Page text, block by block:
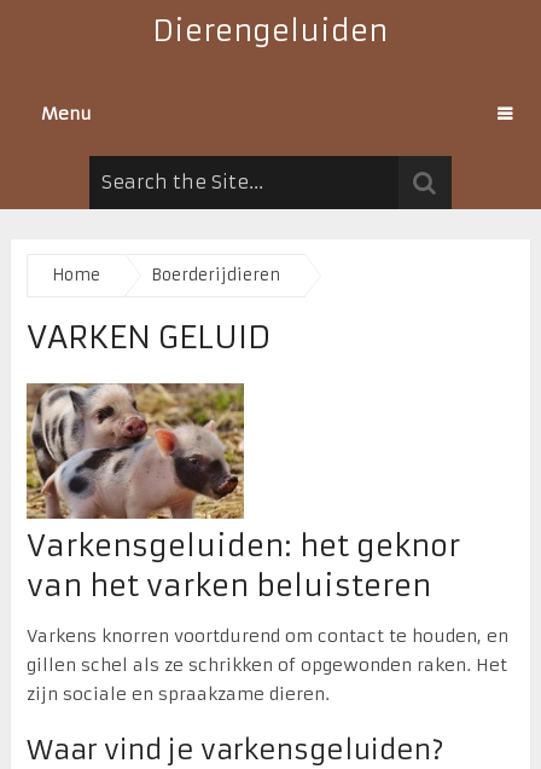
Dierengeluiden
Menu
Home Boerderijdieren
VARKEN GELUID
Varkensgeluiden: het geknor
van het varken beluisteren
Varkens knorren voortdurend om contact te houden, en
gillen schel als ze schrikken of opgewonden raken. Het
zijn sociale en spraakzame dieren.
Waar vind je varkensgeluiden?